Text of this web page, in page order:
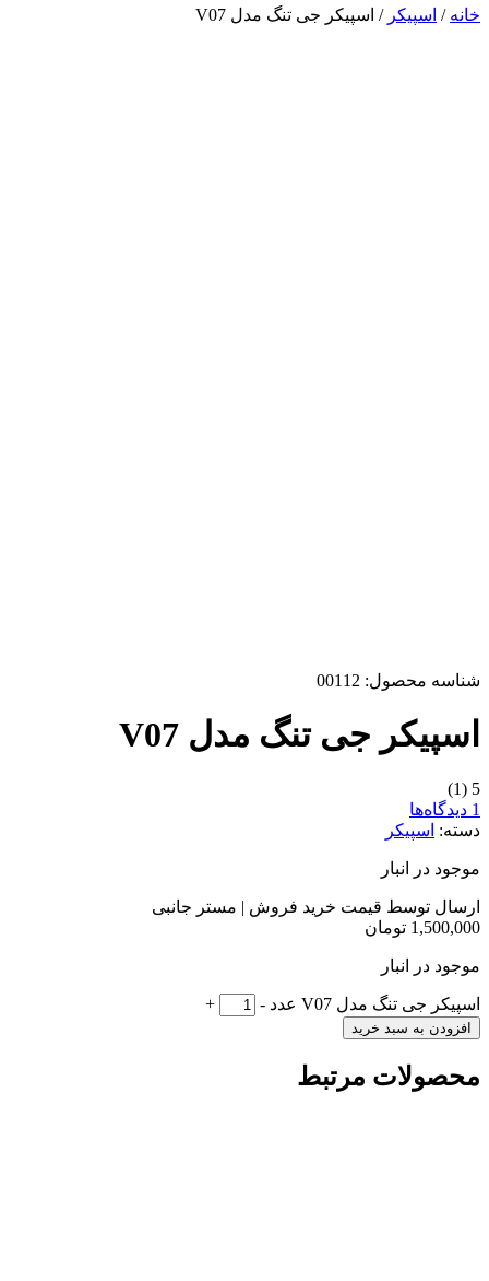
خانه / اسپیکر / اسپیکر جی تنگ مدل V07
شناسه محصول: 00112
اسپیکر جی تنگ مدل V07
5
(1)
1 دیدگاه‌ها
دسته: اسپیکر
موجود در انبار
ارسال توسط قیمت خرید فروش | مستر جانبی
1,500,000 تومان
موجود در انبار
اسپیکر جی تنگ مدل V07 عدد -
+
افزودن به سبد خرید
محصولات مرتبط